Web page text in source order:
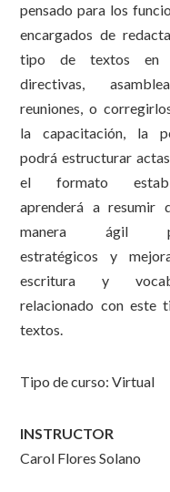
pensado para los
encargados de
tipo de textos en
directivas,
reuniones, o
la capacitación, la
podrá estructurar
el formato
aprenderá a resumir
manera ágil
estratégicos y
escritura y
relacionado con este
textos.
Tipo de curso: Virtual
INSTRUCTOR
Carol Flores Solano